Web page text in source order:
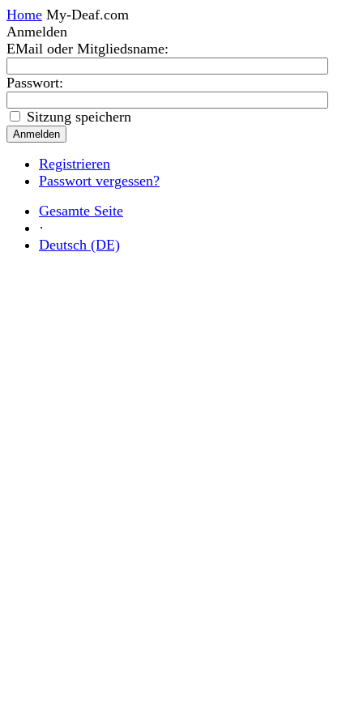
Home My-Deaf.com
Anmelden
EMail oder Mitgliedsname:
Passwort:
Sitzung speichern
Registrieren
Passwort vergessen?
Gesamte Seite
·
Deutsch (DE)